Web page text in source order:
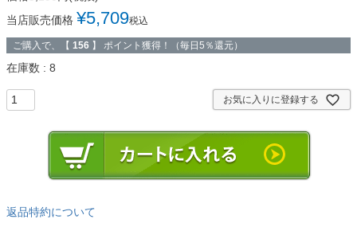
当店販売価格 ¥5,709税込
ご購入で、【 156 】 ポイント獲得！（毎日5％還元）
在庫数 8
お気に入りに登録する
返品特約について